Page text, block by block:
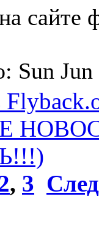
сайте
Sun
, 3